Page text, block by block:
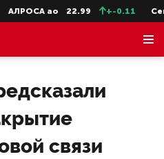
АЛРОСА ао 22.99 +-0.11
связи